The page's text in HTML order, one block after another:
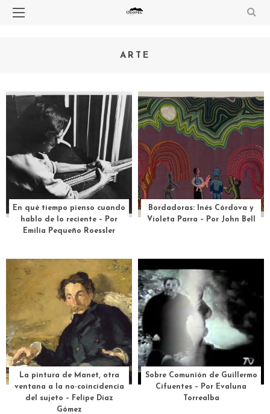
ARTE
En qué tiempo pienso cuando
hablo de lo reciente – Por
Emilia Pequeño Roessler
Bordadoras: Inés Córdova y
Violeta Parra – Por John Bell
La pintura de Manet, otra
ventana a la no-coincidencia
del sujeto – Felipe Díaz
Gómez
Sobre Comunión de Guillermo
Cifuentes – Por Evaluna
Torrealba